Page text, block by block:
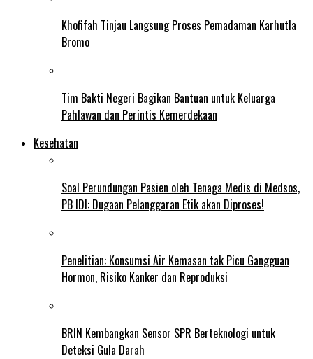
Khofifah Tinjau Langsung Proses Pemadaman Karhutla
Bromo
Tim Bakti Negeri Bagikan Bantuan untuk Keluarga
Pahlawan dan Perintis Kemerdekaan
Kesehatan
Soal Perundungan Pasien oleh Tenaga Medis di Medsos,
PB IDI: Dugaan Pelanggaran Etik akan Diproses!
Penelitian: Konsumsi Air Kemasan tak Picu Gangguan
Hormon, Risiko Kanker dan Reproduksi
BRIN Kembangkan Sensor SPR Berteknologi untuk
Deteksi Gula Darah